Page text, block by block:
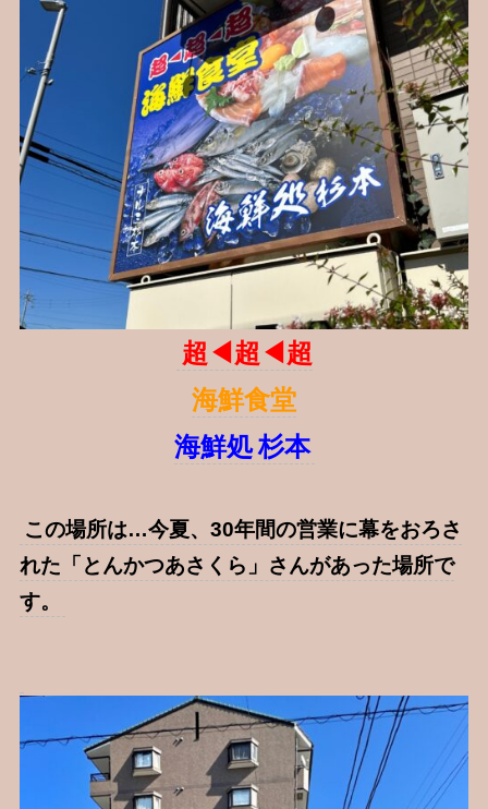
超◀︎超◀︎超
海鮮食堂
海鮮処杉本
この場所は…今夏、30年間の営業に幕をおろさ
れた「とんかつあさくら」さんがあった場所で
す。